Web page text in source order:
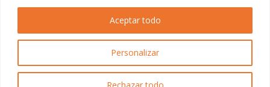
Personalizar
Rechazar todo
Aceptar todo
Comentarios recientes
No hay comentarios que mostrar.